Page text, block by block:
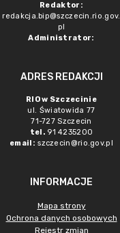
Redaktor:
redakcja.bip@szczecin.rio.gov.
pl
Administrator:
ADRES REDAKCJI
RIO w Szczecinie
ul. Światowida 77
71-727 Szczecin
tel. 91 4235200
email: szczecin@rio.gov.pl
INFORMACJE
Mapa strony
Ochrona danych osobowych
Rejestr zmian